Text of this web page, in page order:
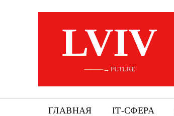
LVIV
———→ FUTURE
ГЛАВНАЯ ІТ-СФЕРА